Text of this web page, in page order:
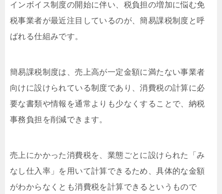
インボイス制度の開始に伴い、税負担の増加に悩む免
税事業者が最近注目しているのが、簡易課税制度と呼
ばれる仕組みです。
簡易課税制度は、売上高が一定金額に満たない事業者
向けに設けられている制度であり、消費税の計算に必
要な書類や情報を通常よりも少なくすることで、納税
事務負担を削減できます。
売上にかかった消費税を、業態ごとに設けられた「み
なし仕入率」を用いて計算できるため、具体的な金額
がわからなくとも消費税を計算できるというもので